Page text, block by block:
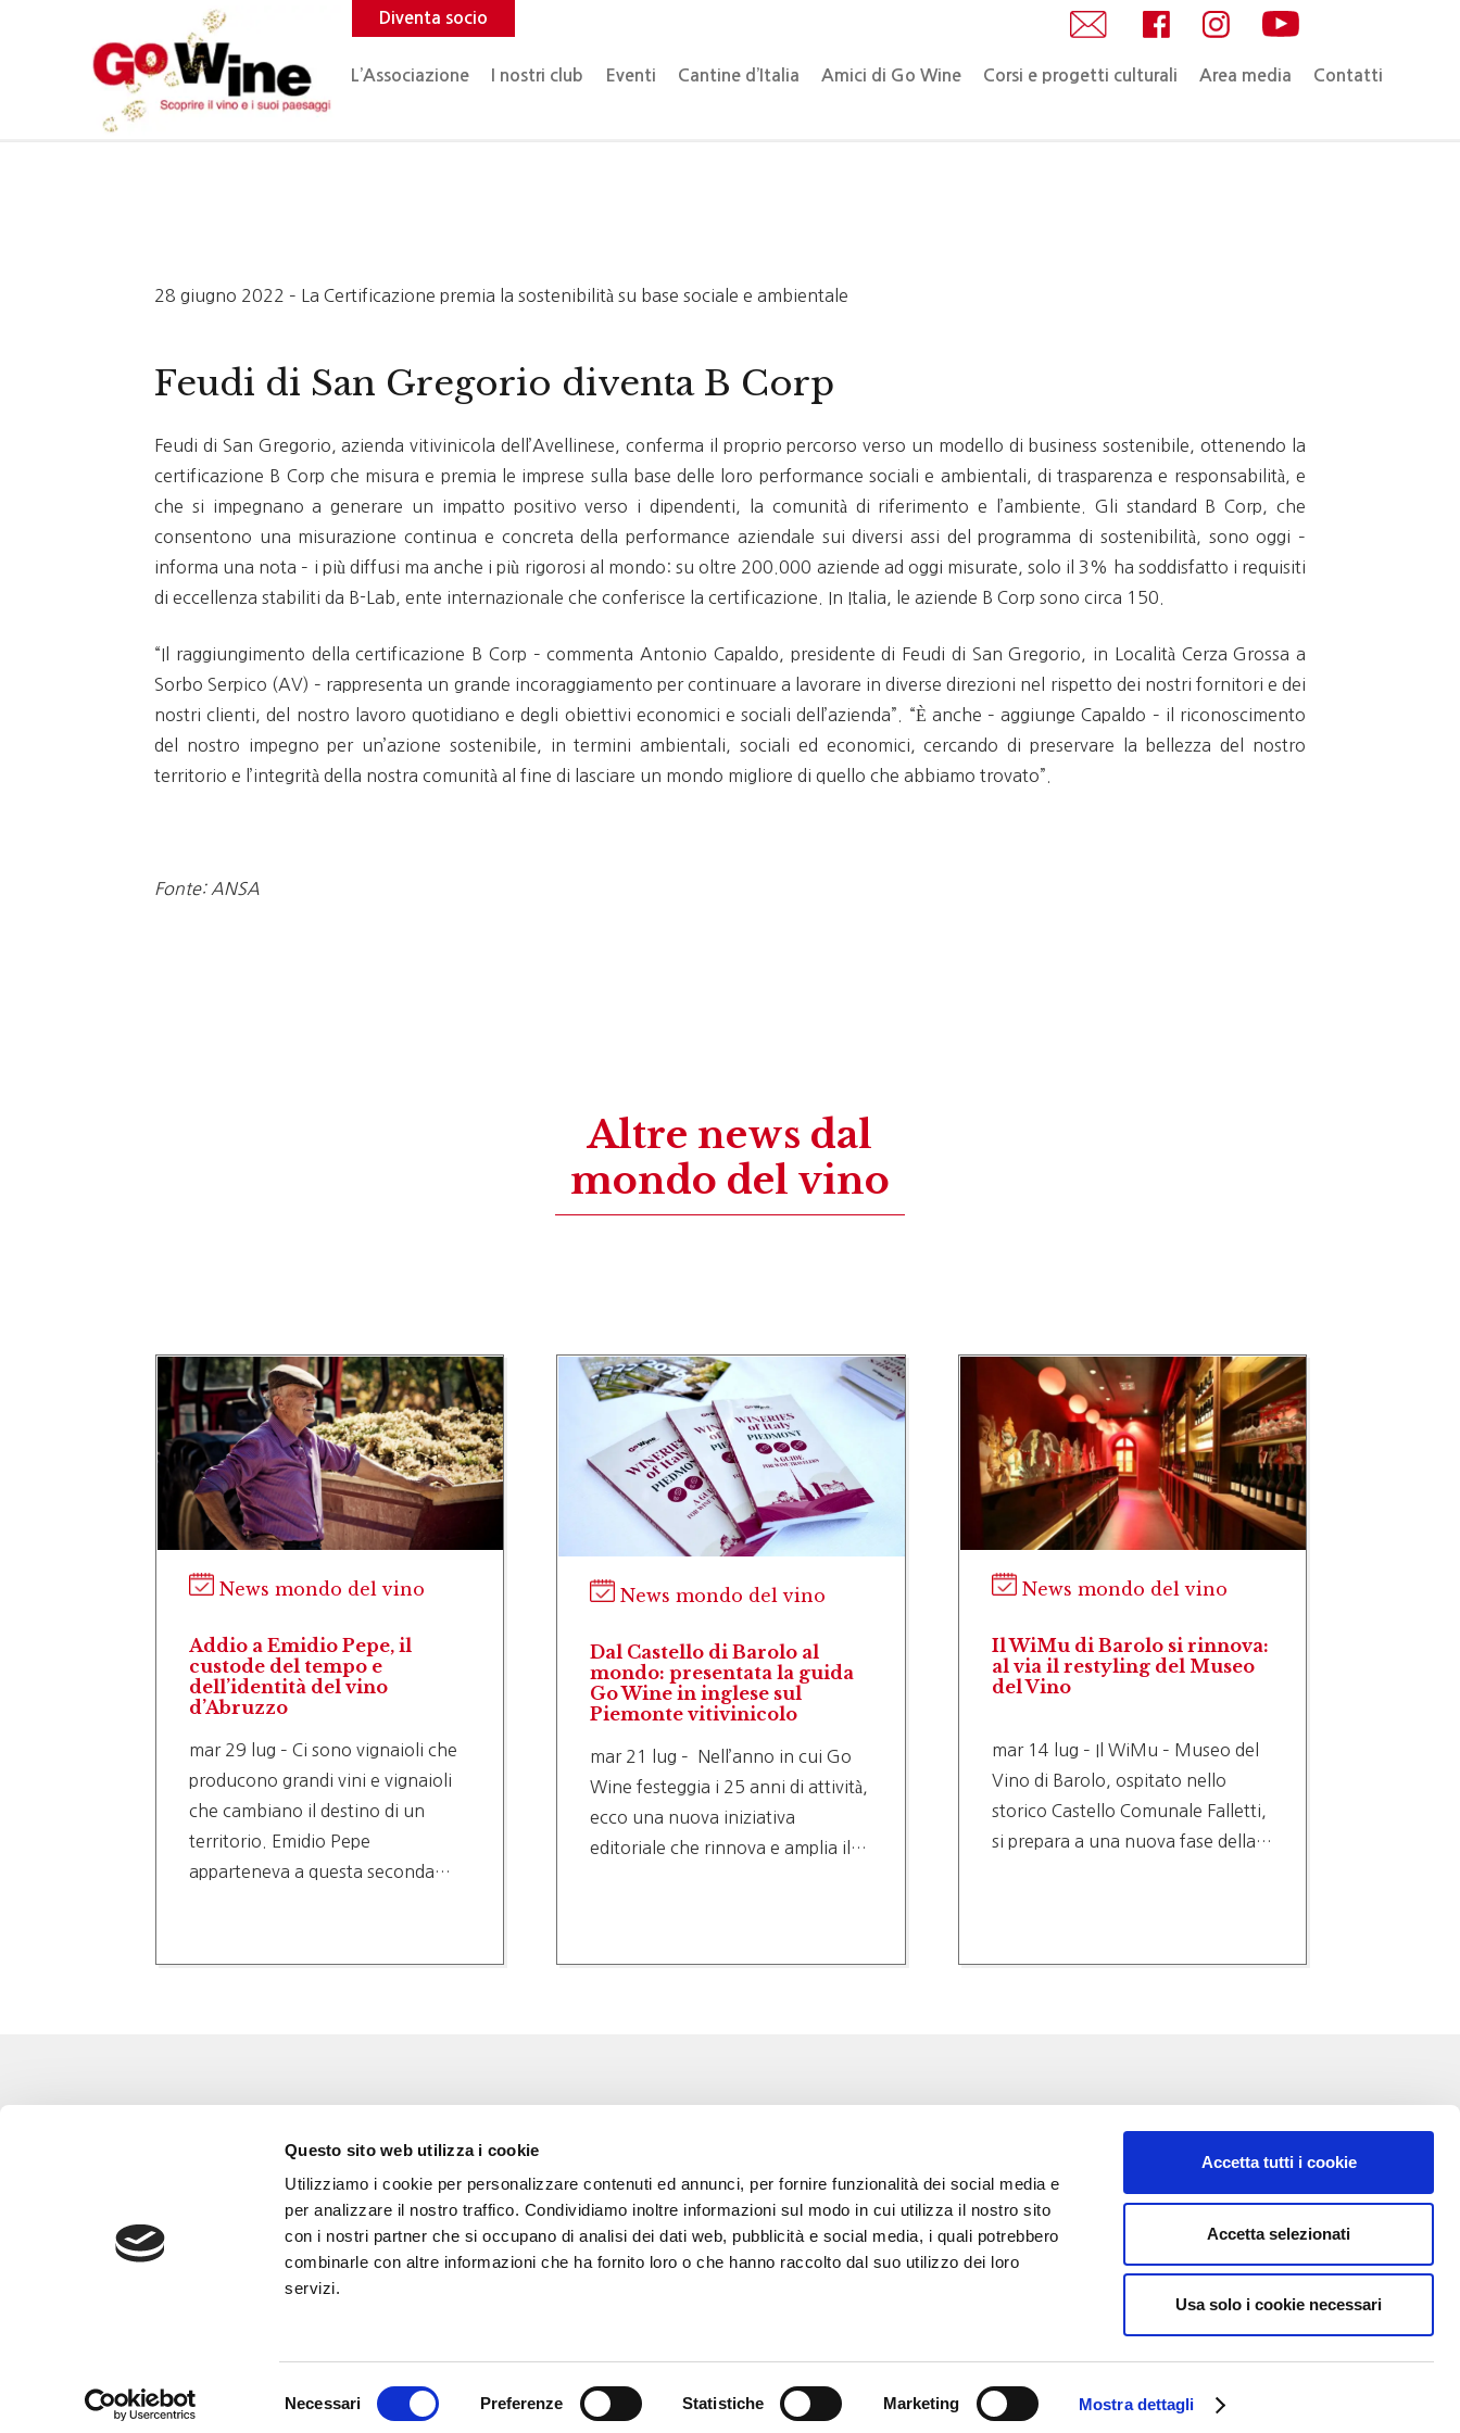
Questo sito web utilizza i cookie
Utilizziamo i cookie per personalizzare contenuti ed annunci, per fornire funzionalità dei social media e
per analizzare il nostro traffico. Condividiamo inoltre informazioni sul modo in cui utilizza il nostro sito
con i nostri partner che si occupano di analisi dei dati web, pubblicità e social media, i quali potrebbero
combinarle con altre informazioni che ha fornito loro o che hanno raccolto dal suo utilizzo dei loro
servizi.
Necessari Preferenze Statistiche Marketing Mostra dettagli
Accetta tutti i cookie
Accetta selezionati
Usa solo i cookie necessari
Diventa socio
L’Associazione I nostri club Eventi Cantine d’Italia Amici di Go Wine Corsi e progetti culturali Area media Contatti
28 giugno 2022 – La Certificazione premia la sostenibilità su base sociale e ambientale
Feudi di San Gregorio diventa B Corp
Feudi di San Gregorio, azienda vitivinicola dell’Avellinese, conferma il proprio percorso verso un modello di business sostenibile, ottenendo la
certificazione B Corp che misura e premia le imprese sulla base delle loro performance sociali e ambientali, di trasparenza e responsabilità, e
che si impegnano a generare un impatto positivo verso i dipendenti, la comunità di riferimento e l’ambiente. Gli standard B Corp, che
consentono una misurazione continua e concreta della performance aziendale sui diversi assi del programma di sostenibilità, sono oggi –
informa una nota – i più diffusi ma anche i più rigorosi al mondo: su oltre 200.000 aziende ad oggi misurate, solo il 3% ha soddisfatto i requisiti
di eccellenza stabiliti da B-Lab, ente internazionale che conferisce la certificazione. In Italia, le aziende B Corp sono circa 150.
“Il raggiungimento della certificazione B Corp – commenta Antonio Capaldo, presidente di Feudi di San Gregorio, in Località Cerza Grossa a
Sorbo Serpico (AV) – rappresenta un grande incoraggiamento per continuare a lavorare in diverse direzioni nel rispetto dei nostri fornitori e dei
nostri clienti, del nostro lavoro quotidiano e degli obiettivi economici e sociali dell’azienda”. “È anche – aggiunge Capaldo – il riconoscimento
del nostro impegno per un’azione sostenibile, in termini ambientali, sociali ed economici, cercando di preservare la bellezza del nostro
territorio e l’integrità della nostra comunità al fine di lasciare un mondo migliore di quello che abbiamo trovato”.
Fonte: ANSA
Altre news dal
mondo del vino
News mondo del vino
Addio a Emidio Pepe, il
custode del tempo e
dell’identità del vino
d’Abruzzo
mar 29 lug – Ci sono vignaioli che
producono grandi vini e vignaioli
che cambiano il destino di un
territorio. Emidio Pepe
apparteneva a questa seconda…
News mondo del vino
Dal Castello di Barolo al
mondo: presentata la guida
Go Wine in inglese sul
Piemonte vitivinicolo
mar 21 lug – Nell’anno in cui Go
Wine festeggia i 25 anni di attività,
ecco una nuova iniziativa
editoriale che rinnova e amplia il…
News mondo del vino
Il WiMu di Barolo si rinnova:
al via il restyling del Museo
del Vino
mar 14 lug – Il WiMu – Museo del
Vino di Barolo, ospitato nello
storico Castello Comunale Falletti,
si prepara a una nuova fase della…
Corsi e Progetti culturali
Cookie policy
L’associazione
Gli amici di Go Wine
Area stampa
12051 Alba (Cn)
tel. +39 0173 364631
Codice fiscale e P.IVA: